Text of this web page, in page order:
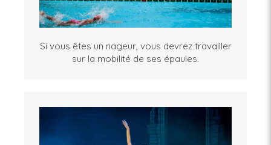
Si vous êtes un nageur, vous devrez travailler
sur la mobilité de ses épaules.